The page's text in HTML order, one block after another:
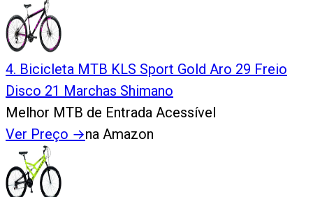
4. Bicicleta MTB KLS Sport Gold Aro 29 Freio
Disco 21 Marchas Shimano
Melhor MTB de Entrada Acessível
Ver Preço →na Amazon